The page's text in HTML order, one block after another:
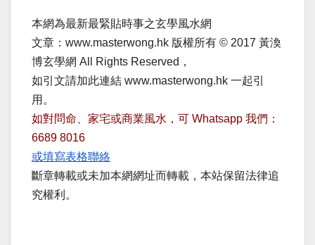
本網為最新最緊貼時事之玄學風水網
文章：www.masterwong.hk 版權所有 © 2017 黃渙
博玄學網 All Rights Reserved，
如引文請加此連結 www.masterwong.hk 一起引
用。
如對問命、家宅或商業風水，可 Whatsapp 我們：
6689 8016
或填寫表格聯絡
斷章轉載或未加本網網址而轉載，本站保留法律追
究權利。